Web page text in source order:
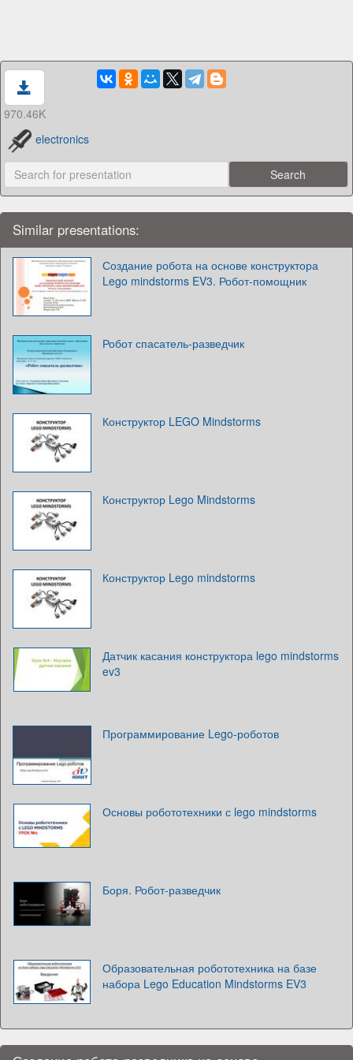
970.46K
electronics
Similar presentations:
Создание робота на основе конструктора
Lego mindstorms EV3. Робот-помощник
Робот спасатель-разведчик
Конструктор LEGO Mindstorms
Конструктор Lego Mindstorms
Конструктор Lego mindstorms
Датчик касания конструктора lego mindstorms
ev3
Программирование Lego-роботов
Основы робототехники с lego mindstorms
Боря. Робот-разведчик
Образовательная робототехника на базе
набора Lego Education Mindstorms EV3